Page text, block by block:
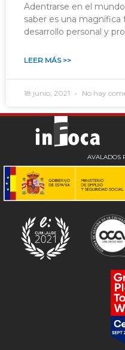
Adentrarse en el
saber es una magnífica
desarrollo personal y
LEER MÁS >>
18 junio, 2021 No hay
AVALADOS